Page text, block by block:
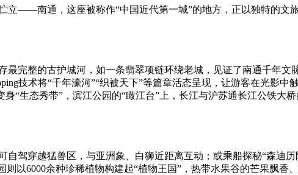
——南通，这座被称作“中国近代第一城”的地方，正以独特的文
完整的古护城河，如一条翡翠项链环绕老城，见证了南通千年文
技术将“千年濠河”“织被天下”等篇章活态呈现，让游客在光影中
“生态秀带”，滨江公园的“瞰江台”上，长江与沪苏通长江公铁大
驾穿越猛兽区，与亚洲象、白狮近距离互动；或乘船探秘“森迪
以6000余种珍稀植物构建起“植物王国”，热带水果谷的芒果飘香